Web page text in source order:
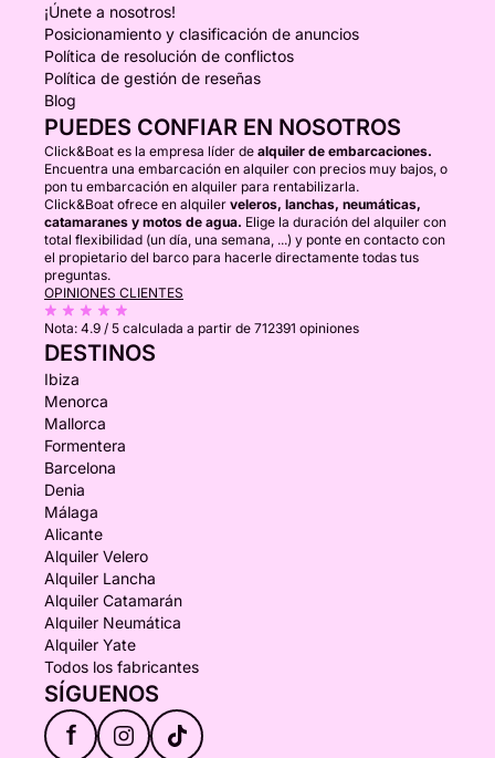
¡Únete a nosotros!
Posicionamiento y clasificación de anuncios
Política de resolución de conflictos
Política de gestión de reseñas
Blog
PUEDES CONFIAR EN NOSOTROS
Click&Boat es la empresa líder de alquiler de embarcaciones.
Encuentra una embarcación en alquiler con precios muy bajos, o
pon tu embarcación en alquiler para rentabilizarla.
Click&Boat ofrece en alquiler veleros, lanchas, neumáticas,
catamaranes y motos de agua. Elige la duración del alquiler con
total flexibilidad (un día, una semana, ...) y ponte en contacto con
el propietario del barco para hacerle directamente todas tus
preguntas.
OPINIONES CLIENTES
Nota: 4.9 / 5 calculada a partir de 712391 opiniones
DESTINOS
Ibiza
Menorca
Mallorca
Formentera
Barcelona
Denia
Málaga
Alicante
Alquiler Velero
Alquiler Lancha
Alquiler Catamarán
Alquiler Neumática
Alquiler Yate
Todos los fabricantes
SÍGUENOS
f